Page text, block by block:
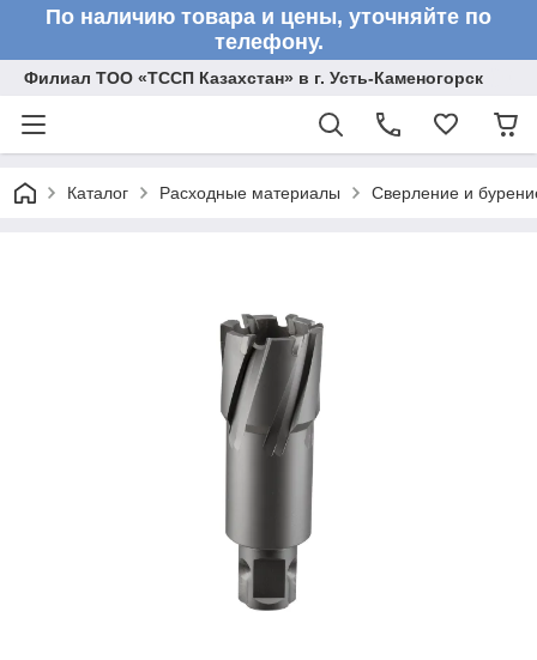
По наличию товара и цены, уточняйте по
телефону.
Филиал ТОО «ТССП Казахстан» в г. Усть-Каменогорск
Каталог Расходные материалы Сверление и